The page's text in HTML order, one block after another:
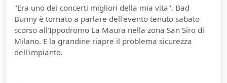
"Era uno dei concerti migliori della mia vita". Bad
Bunny è tornato a parlare dell'evento tenuto sabato
scorso all'Ippodromo La Maura nella zona San Siro di
Milano. E la grandine riapre il problema sicurezza
dell'impianto.